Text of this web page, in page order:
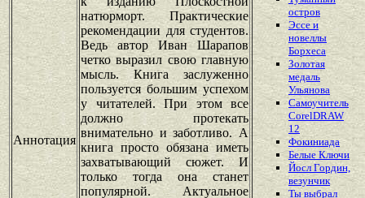
Аннотация
натюрморт. Практические
рекомендации для студентов.
Ведь автор Иван Шарапов
четко выразил свою главную
мысль. Книга заслуженно
пользуется большим успехом
у читателей. При этом все
должно протекать
внимательно и заботливо. А
книга просто обязана иметь
захватывающий сюжет. И
только тогда она станет
популярной. Актуальное
остров
Эссе и
новеллы
Борхеса
Золотая
медаль
Ульянова
Самоучитель
CorelDRAW
12
Фокиниада
Белые Ключи
Йосл Гордин,
везунчик
Ты выбрал